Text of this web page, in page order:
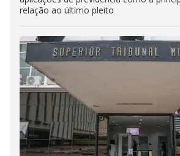
relação ao último pleito